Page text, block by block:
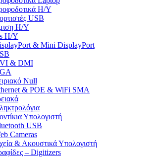
Η/Υ
USB
Η/Υ
Η/Υ
& Mini DisplayPort
& DMI
Null
& POE & WiFi SMA
Υπολογιστή
USB
Cameras
& Ακουστικά Υπολογιστή
– Digitizers